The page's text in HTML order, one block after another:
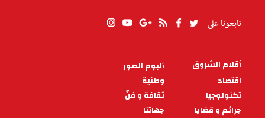
تابعونا على
PIED
DE
PAGE
أقلام الشروق
ألبوم الصور
اقتصاد
وطنية
تكنولوجيا
ثقافة و فنّ
جرائم و قضايا
جهاتنا